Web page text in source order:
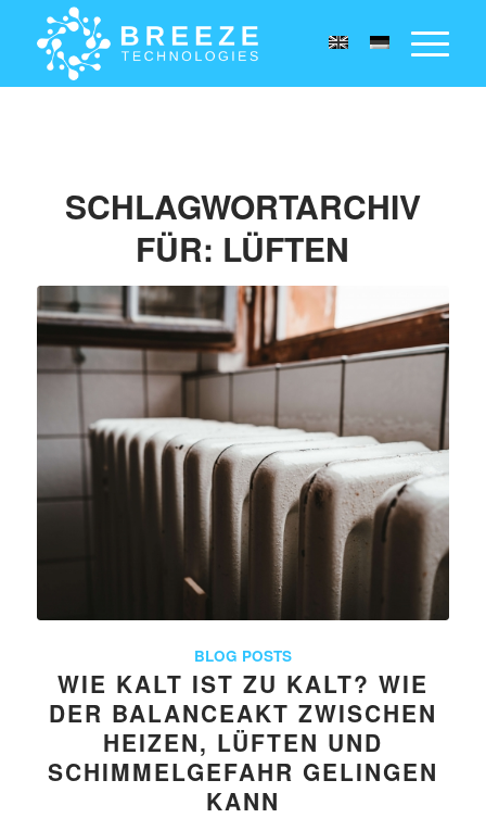
SCHLAGWORTARCHIV
FÜR: LÜFTEN
BLOG POSTS
WIE KALT IST ZU KALT? WIE
DER BALANCEAKT ZWISCHEN
HEIZEN, LÜFTEN UND
SCHIMMELGEFAHR GELINGEN
KANN